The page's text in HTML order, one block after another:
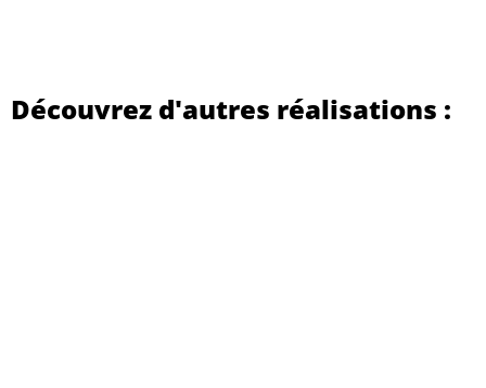
Découvrez d'autres réalisations :